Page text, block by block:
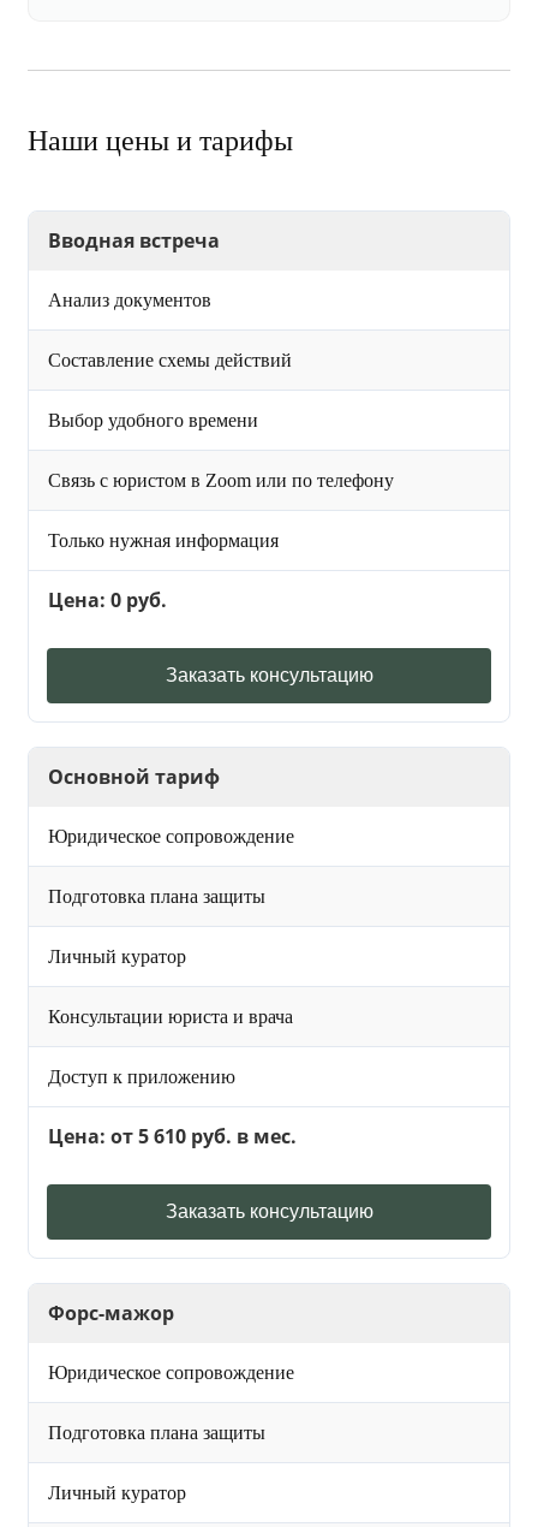
Наши цены и тарифы
Вводная встреча
Анализ документов
Составление схемы действий
Выбор удобного времени
Связь с юристом в Zoom или по телефону
Только нужная информация
Цена: 0 руб.
Заказать консультацию
Основной тариф
Юридическое сопровождение
Подготовка плана защиты
Личный куратор
Консультации юриста и врача
Доступ к приложению
Цена: от 5 610 руб. в мес.
Заказать консультацию
Форс-мажор
Юридическое сопровождение
Подготовка плана защиты
Личный куратор